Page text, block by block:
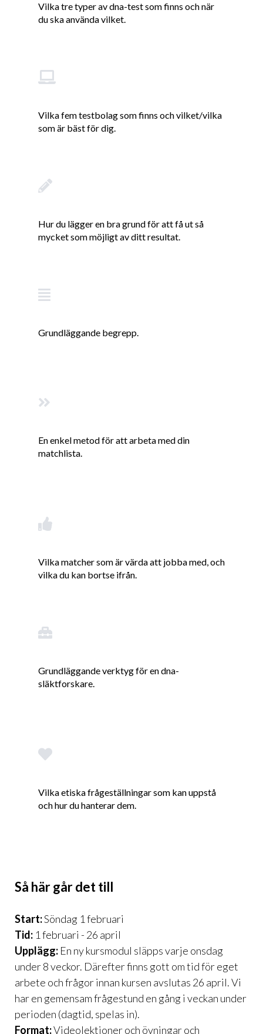
Vilka tre typer av dna-test som finns och när
du ska använda vilket.
Vilka fem testbolag som finns och vilket/vilka
som är bäst för dig.
Hur du lägger en bra grund för att få ut så
mycket som möjligt av ditt resultat.
Grundläggande begrepp.
En enkel metod för att arbeta med din
matchlista.
Vilka matcher som är värda att jobba med, och
vilka du kan bortse ifrån.
Grundläggande verktyg för en dna-
släktforskare.
Vilka etiska frågeställningar som kan uppstå
och hur du hanterar dem.
Så här går det till
Start:Söndag 1 februari
Tid: 1 februari - 26 april
Upplägg: En ny kursmodul släpps varje onsdag
under 8 veckor. Därefter finns gott om tid för eget
arbete och frågor innan kursen avslutas 26 april. Vi
har en gemensam frågestund en gång i veckan under
perioden (dagtid, spelas in).
Format:Videolektioner och övningar och